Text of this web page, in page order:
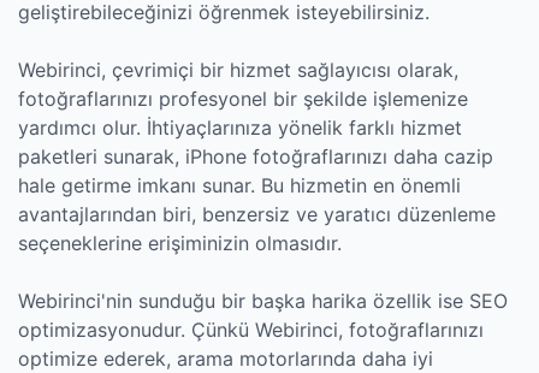
geliştirebileceğinizi öğrenmek isteyebilirsiniz.
Webirinci, çevrimiçi bir hizmet sağlayıcısı olarak,
fotoğraflarınızı profesyonel bir şekilde işlemenize
yardımcı olur. İhtiyaçlarınıza yönelik farklı hizmet
paketleri sunarak, iPhone fotoğraflarınızı daha cazip
hale getirme imkanı sunar. Bu hizmetin en önemli
avantajlarından biri, benzersiz ve yaratıcı düzenleme
seçeneklerine erişiminizin olmasıdır.
Webirinci'nin sunduğu bir başka harika özellik ise SEO
optimizasyonudur. Çünkü Webirinci, fotoğraflarınızı
optimize ederek, arama motorlarında daha iyi